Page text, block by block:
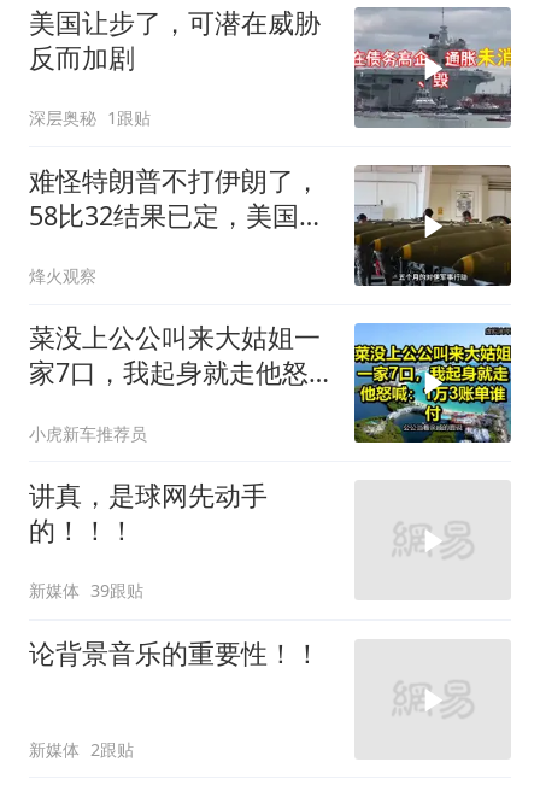
美国让步了，可潜在威胁
反而加剧
深层奥秘 1跟贴
难怪特朗普不打伊朗了，
58比32结果已定，美国专
烽火观察
菜没上公公叫来大姑姐一
家7口，我起身就走他怒
小虎新车推荐员
讲真，是球网先动手
的！！！
新媒体 39跟贴
论背景音乐的重要性！！
新媒体 2跟贴